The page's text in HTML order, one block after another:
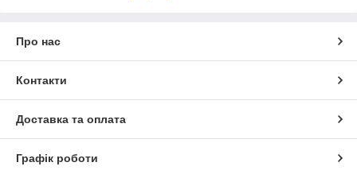
Про нас
Контакти
Доставка та оплата
Графік роботи